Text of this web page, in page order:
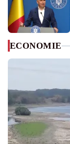
ECONOMIE